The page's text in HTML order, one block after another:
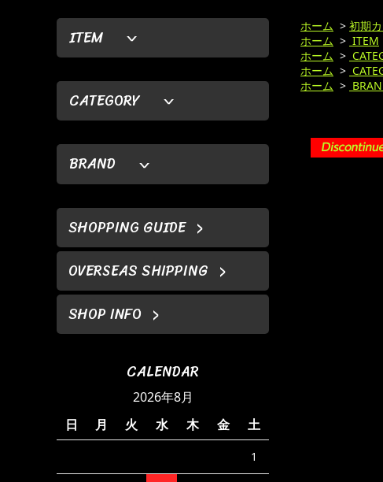
ITEM
CATEGORY
BRAND
SHOPPING GUIDE
OVERSEAS SHIPPING
SHOP INFO
CALENDAR
2026年8月
日
月 火 水 木 金 土
1
ホーム > 初期
ホーム > ITEM
ホーム >
ホーム >
ホーム >